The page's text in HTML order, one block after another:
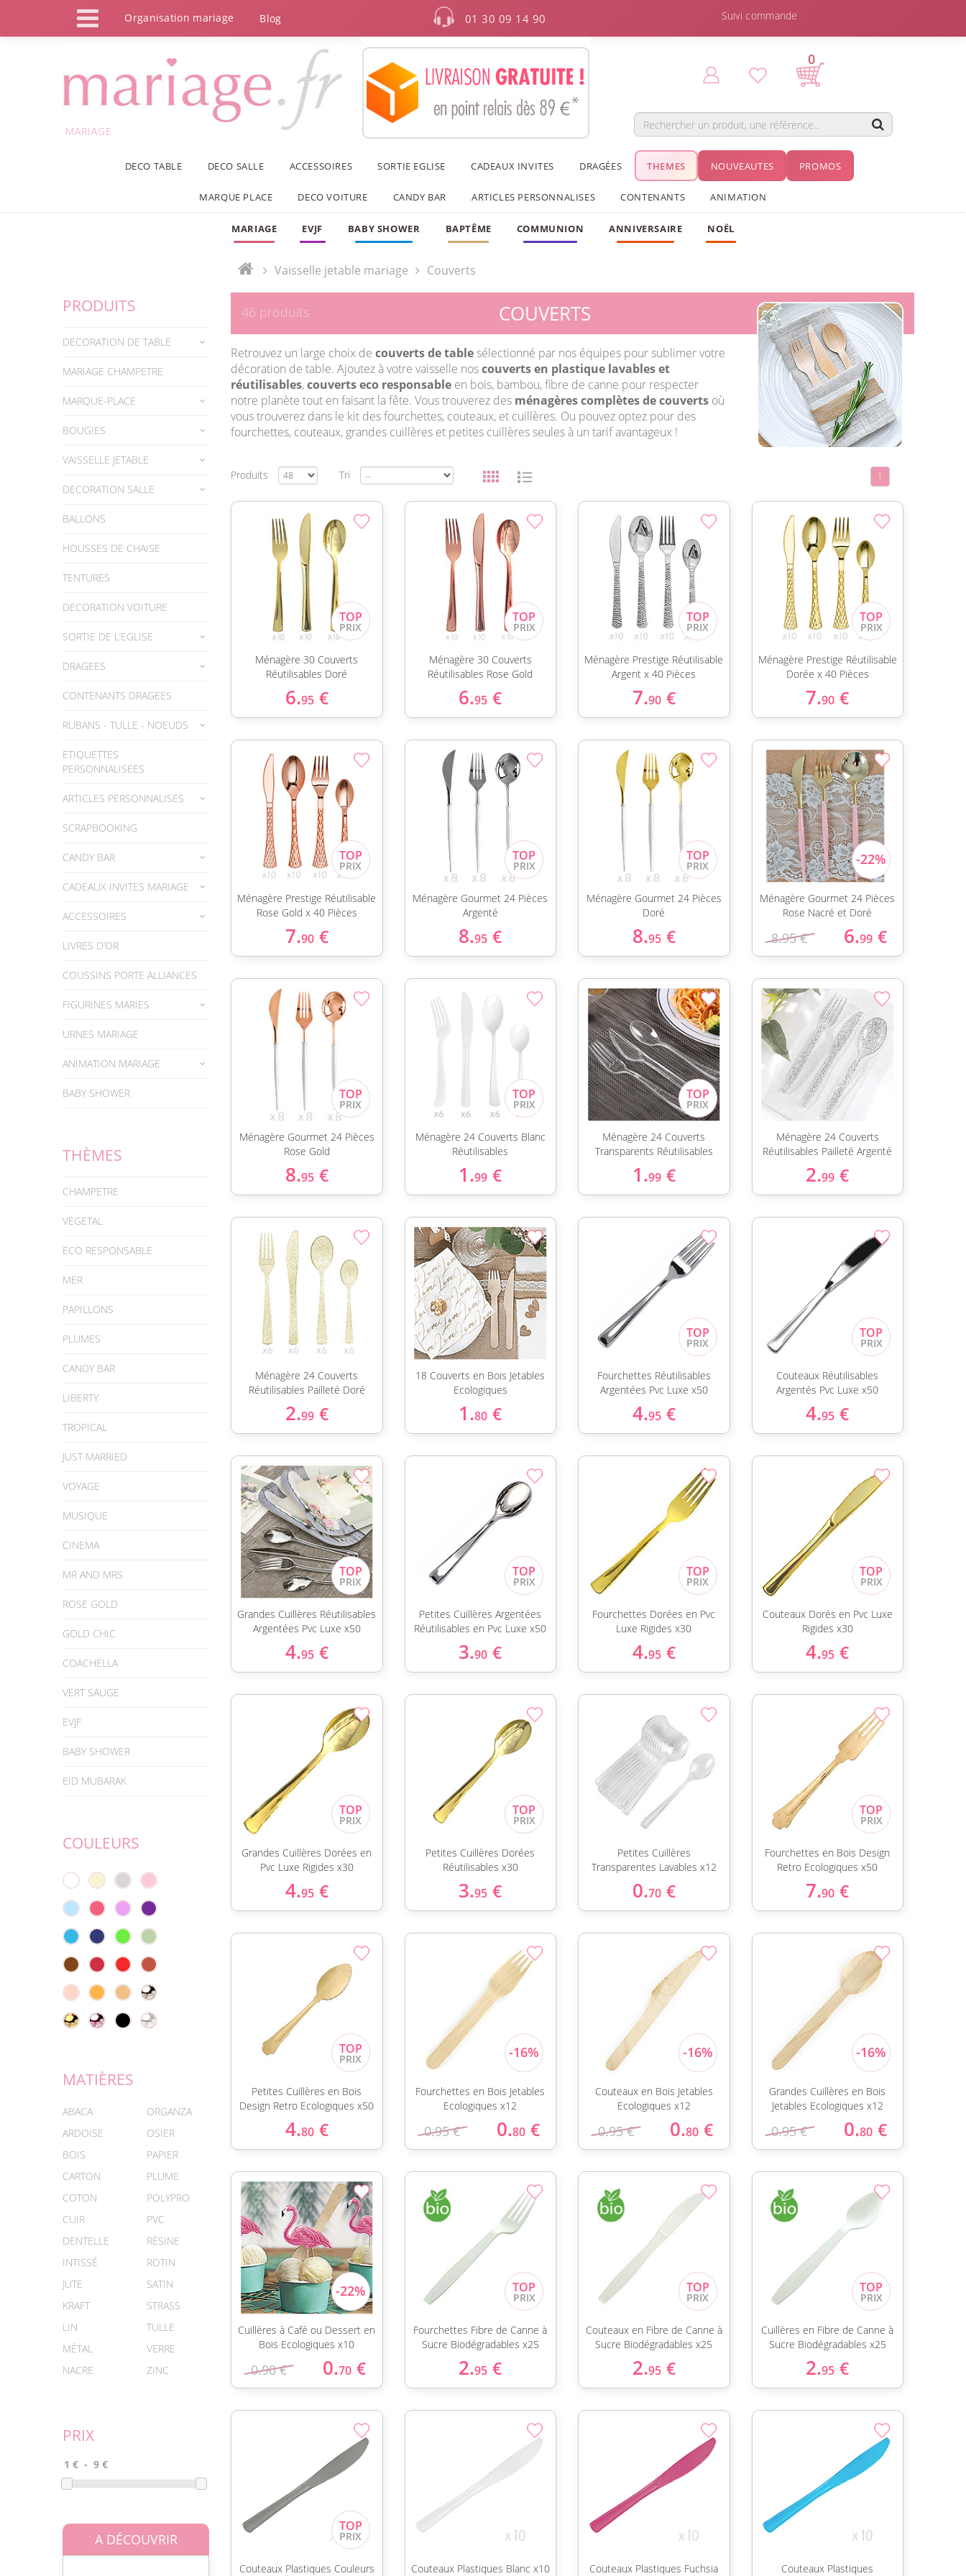
Organisation mariage Blog 01 30 09 14 90 Suivi commande
MARIAGE
0
DECO TABLE DECO SALLE ACCESSOIRES SORTIE EGLISE CADEAUX INVITES DRAGÉES THEMES NOUVEAUTES PROMOS
MARQUE PLACE DECO VOITURE CANDY BAR ARTICLES PERSONNALISES CONTENANTS ANIMATION
MARIAGE EVJF BABY SHOWER BAPTÊME COMMUNION ANNIVERSAIRE NOËL
PRODUITS
DECORATION DE TABLE
MARIAGE CHAMPETRE
MARQUE-PLACE
BOUGIES
VAISSELLE JETABLE
DECORATION SALLE
BALLONS
HOUSSES DE CHAISE
TENTURES
DECORATION VOITURE
SORTIE DE L’EGLISE
DRAGEES
CONTENANTS DRAGEES
RUBANS - TULLE - NOEUDS
ETIQUETTES
PERSONNALISEES
ARTICLES PERSONNALISES
SCRAPBOOKING
CANDY BAR
CADEAUX INVITES MARIAGE
ACCESSOIRES
LIVRES D’OR
COUSSINS PORTE ALLIANCES
FIGURINES MARIES
URNES MARIAGE
ANIMATION MARIAGE
BABY SHOWER
THÈMES
CHAMPETRE
VEGETAL
ECO RESPONSABLE
MER
PAPILLONS
PLUMES
CANDY BAR
LIBERTY
TROPICAL
JUST MARRIED
VOYAGE
MUSIQUE
CINEMA
MR AND MRS
ROSE GOLD
GOLD CHIC
COACHELLA
VERT SAUGE
EVJF
BABY SHOWER
EID MUBARAK
COULEURS
MATIÈRES
ABACA
ARDOISE
BOIS
CARTON
COTON
CUIR
DENTELLE
INTISSÉ
JUTE
KRAFT
LIN
MÉTAL
NACRE
ORGANZA
OSIER
PAPIER
PLUME
POLYPRO
PVC
RÉSINE
ROTIN
SATIN
STRASS
TULLE
VERRE
ZINC
PRIX
A DÉCOUVRIR
Vaisselle jetable mariage Couverts
46 produits COUVERTS
Retrouvez un large choix de couverts de tablesélectionné par nos équipes pour sublimer votre
décoration de table. Ajoutez à votre vaisselle noscouverts en plastique lavables et
réutilisables,couverts eco responsable en bois, bambou, fibre de canne pour respecter
notre planète tout en faisant la fête. Vous trouverez des ménagères complètes de couverts où
vous trouverez dans le kit des fourchettes, couteaux, et cuillères. Ou pouvez optez pour des
fourchettes, couteaux, grandes cuillères et petites cuillères seules à un tarif avantageux !
Produits Tri 1
Ménagère 30 Couverts
Réutilisables Doré
6.95 €
Ménagère 30 Couverts
Réutilisables Rose Gold
6.95 €
Ménagère Prestige Réutilisable
Argent x 40 Pièces
7.90 €
Ménagère Prestige Réutilisable
Dorée x 40 Pièces
7.90 €
Ménagère Prestige Réutilisable
Rose Gold x 40 Pièces
7.90 €
Ménagère Gourmet 24 Pièces
Argenté
8.95 €
Ménagère Gourmet 24 Pièces
Doré
8.95 €
Ménagère Gourmet 24 Pièces
Rose Nacré et Doré
8.95 € 6.99 €
Ménagère Gourmet 24 Pièces
Rose Gold
8.95 €
Ménagère 24 Couverts Blanc
Réutilisables
1.99 €
Ménagère 24 Couverts
Transparents Réutilisables
1.99 €
Ménagère 24 Couverts
Réutilisables Pailleté Argenté
2.99 €
Ménagère 24 Couverts
Réutilisables Pailleté Doré
2.99 €
18 Couverts en Bois Jetables
Ecologiques
1.80 €
Fourchettes Réutilisables
Argentées Pvc Luxe x50
4.95 €
Couteaux Réutilisables
Argentés Pvc Luxe x50
4.95 €
Grandes Cuillères Réutilisables
Argentées Pvc Luxe x50
4.95 €
Petites Cuillères Argentées
Réutilisables en Pvc Luxe x50
3.90 €
Fourchettes Dorées en Pvc
Luxe Rigides x30
4.95 €
Couteaux Dorés en Pvc Luxe
Rigides x30
4.95 €
Grandes Cuillères Dorées en
Pvc Luxe Rigides x30
4.95 €
Petites Cuillères Dorées
Réutilisables x30
3.95 €
Petites Cuillères
Transparentes Lavables x12
0.70 €
Fourchettes en Bois Design
Retro Ecologiques x50
7.90 €
Petites Cuillères en Bois
Design Retro Ecologiques x50
4.80 €
Fourchettes en Bois Jetables
Ecologiques x12
0.95 € 0.80 €
Couteaux en Bois Jetables
Ecologiques x12
0.95 € 0.80 €
Grandes Cuillères en Bois
Jetables Ecologiques x12
0.95 € 0.80 €
Cuillères à Café ou Dessert en
Bois Ecologiques x10
0.90 € 0.70 €
Fourchettes Fibre de Canne à
Sucre Biodégradables x25
2.95 €
Couteaux en Fibre de Canne à
Sucre Biodégradables x25
2.95 €
Cuillères en Fibre de Canne à
Sucre Biodégradables x25
2.95 €
Couteaux Plastiques Couleurs Couteaux Plastiques Blanc x10 Couteaux Plastiques Fuchsia Couteaux Plastiques
Panneau de gestion des cookies